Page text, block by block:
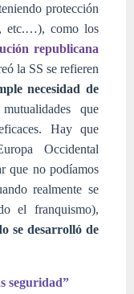
protección
etc.…), como los
republicana
la SS se refieren
necesidad de
que
Hay que
Occidental
que no podíamos
realmente se
el franquismo),
se desarrolló de
seguridad”